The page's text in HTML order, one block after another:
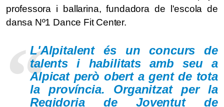
professora i ballarina, fundadora de l'escola de
dansa Nº1 Dance Fit Center.
L'Alpitalent és un concurs de
talents i habilitats amb seu a
Alpicat però obert a gent de tota
la província. Organitzat per la
Regidoria de Joventut de